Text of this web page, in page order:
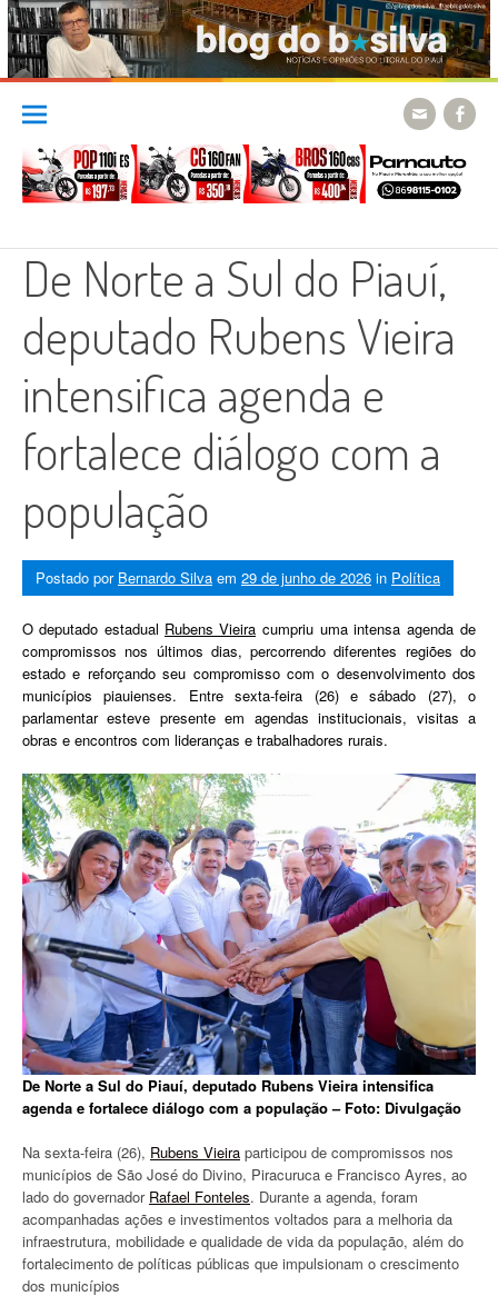
Skip
content
De Norte a Sul do Piauí,
deputado Rubens Vieira
intensifica agenda e
fortalece diálogo com a
população
Postado por Bernardo Silva em 29 de junho de 2026 in Política
O deputado estadual Rubens Vieira cumpriu uma intensa agenda de
compromissos nos últimos dias, percorrendo diferentes regiões do
estado e reforçando seu compromisso com o desenvolvimento dos
municípios piauienses. Entre sexta-feira (26) e sábado (27), o
parlamentar esteve presente em agendas institucionais, visitas a
obras e encontros com lideranças e trabalhadores rurais.
De Norte a Sul do Piauí, deputado Rubens Vieira intensifica
agenda e fortalece diálogo com a população – Foto: Divulgação
Na sexta-feira (26), Rubens Vieira participou de compromissos nos
municípios de São José do Divino, Piracuruca e Francisco Ayres, ao
lado do governador Rafael Fonteles. Durante a agenda, foram
acompanhadas ações e investimentos voltados para a melhoria da
infraestrutura, mobilidade e qualidade de vida da população, além do
fortalecimento de políticas públicas que impulsionam o crescimento
dos municípios